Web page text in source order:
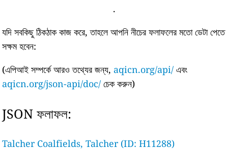
.
যদি সবকিছু ঠিকঠাক কাজ করে, তাহলে আপনি নীচের ফলাফলের মতো ডেটা পেতে
সক্ষম হবেন:
(এপিআই সম্পর্কে আরও তথ্যের জন্য, aqicn.org/api/ এবং
aqicn.org/json-api/doc/ চেক করুন)
JSON ফলাফল:
Talcher Coalfields, Talcher (ID: H11288)